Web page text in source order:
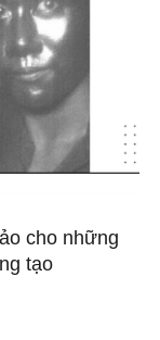
cho những
tạo